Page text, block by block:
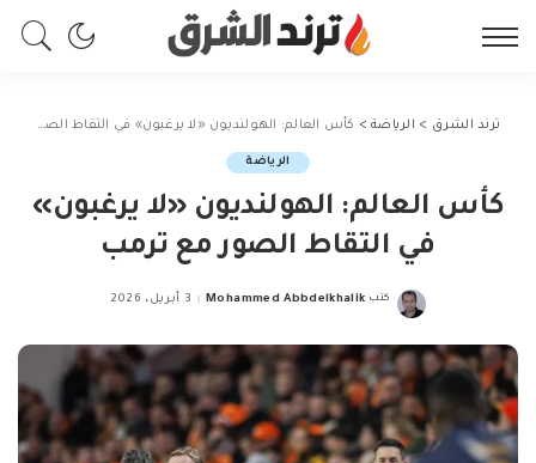
ترند الشرق > الرياضة> كأس العالم: الهولنديون «لا يرغبون» في التقاط الصور مع ترمب
الرياضة
كأس العالم: الهولنديون «لا يرغبون»
في التقاط الصور مع ترمب
Posted
كتب Mohammed Abbdelkhalik 3 أبريل، 2026